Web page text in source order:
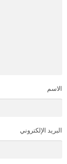
الاسم
البريد الإلكتروني